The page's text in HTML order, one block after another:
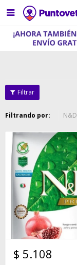

Filtrando por: N&D
$ 5.108